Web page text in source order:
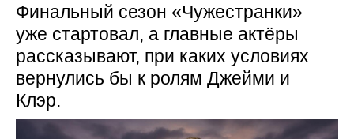
Финальный сезон «Чужестранки»
уже стартовал, а главные актёры
рассказывают, при каких условиях
вернулись бы к ролям Джейми и
Клэр.